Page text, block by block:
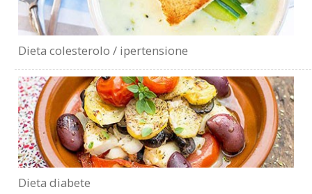
Dieta colesterolo / ipertensione
Dieta diabete